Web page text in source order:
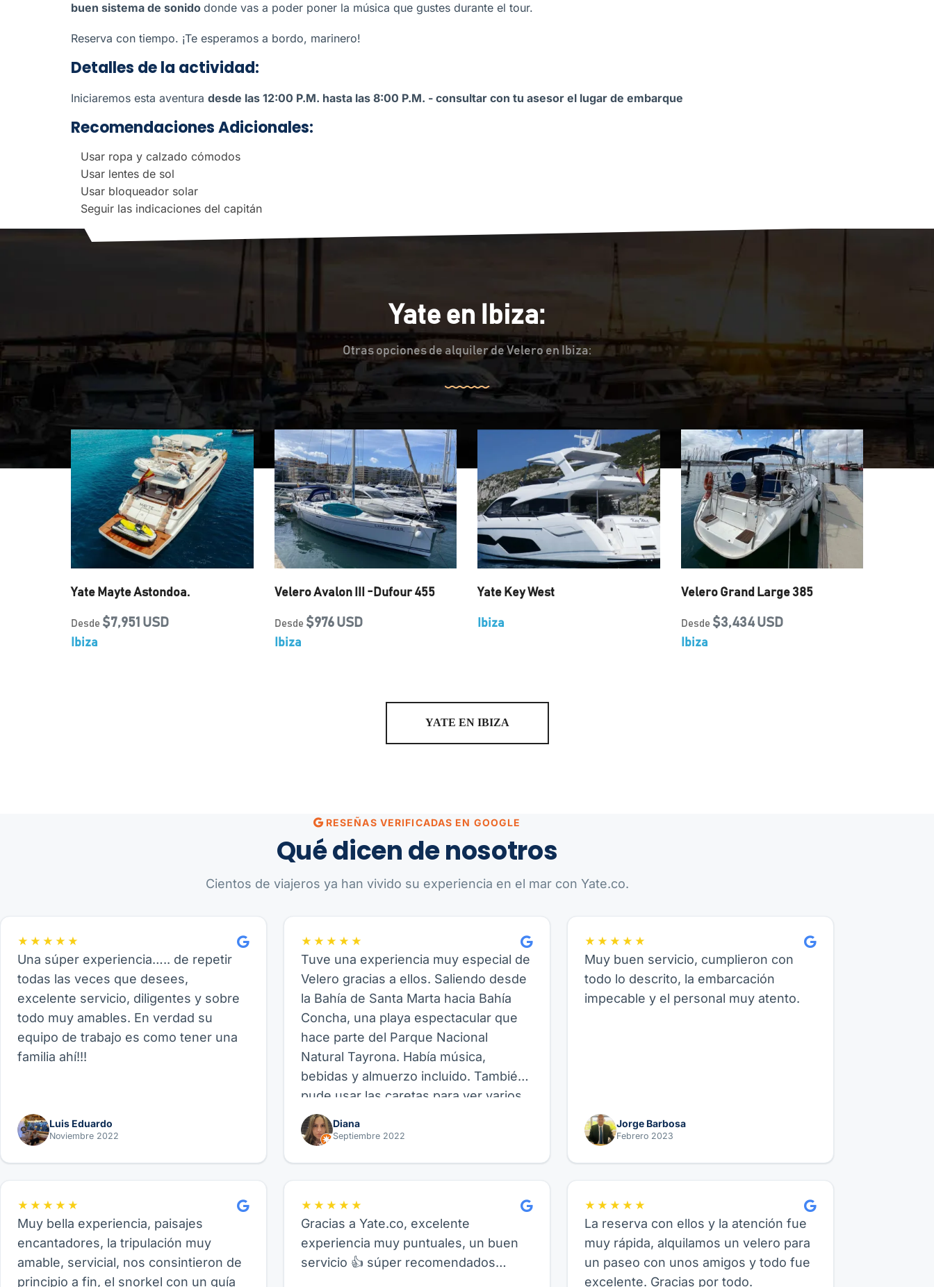
buen sistema de sonido donde vas a poder poner la música que gustes durante el tour.
Reserva con tiempo. ¡Te esperamos a bordo, marinero!
Detalles de la actividad:
Iniciaremos esta aventura desde las 12:00 P.M. hasta las 8:00 P.M. - consultar con tu asesor el lugar de embarque
Recomendaciones Adicionales:
Usar ropa y calzado cómodos
Usar lentes de sol
Usar bloqueador solar
Seguir las indicaciones del capitán
Yate en Ibiza:
Otras opciones de alquiler de Velero en Ibiza:
Yate Mayte Astondoa.
Desde $7,951 USD
Ibiza
Velero Avalon III -Dufour 455
Desde $976 USD
Ibiza
Yate Key West
Ibiza
Velero Grand Large 385
Desde $3,434 USD
Ibiza
YATE EN IBIZA
RESEÑAS VERIFICADAS EN GOOGLE
Qué dicen de nosotros
Cientos de viajeros ya han vivido su experiencia en el mar con Yate.co.
★★★★★
Una súper experiencia….. de repetir
todas las veces que desees,
excelente servicio, diligentes y sobre
todo muy amables. En verdad su
equipo de trabajo es como tener una
familia ahí!!!
Luis Eduardo
Noviembre 2022
★★★★★
Tuve una experiencia muy especial de
Velero gracias a ellos. Saliendo desde
la Bahía de Santa Marta hacia Bahía
Concha, una playa espectacular que
hace parte del Parque Nacional
Natural Tayrona. Había música,
bebidas y almuerzo incluido. También
pude usar las caretas para ver varios
peces allí, así como hacer paddle
board, fue genial. Recomiendo este
Diana
Septiembre 2022
★★★★★
Muy buen servicio, cumplieron con
todo lo descrito, la embarcación
impecable y el personal muy atento.
Jorge Barbosa
Febrero 2023
★★★★★
Muy bella experiencia, paisajes
encantadores, la tripulación muy
amable, servicial, nos consintieron de
principio a fin, el snorkel con un guía
★★★★★
Gracias a Yate.co, excelente
experiencia muy puntuales, un buen
servicio 👍 súper recomendados…
★★★★★
La reserva con ellos y la atención fue
muy rápida, alquilamos un velero para
un paseo con unos amigos y todo fue
excelente. Gracias por todo.